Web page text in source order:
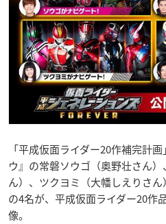
「平成仮面ライダー20作補完計
ウ』の常磐ソウゴ（奥野壮さん
ん）、ツクヨミ（大幡しえりさん
の4名が、平成仮面ライダー20作
像。